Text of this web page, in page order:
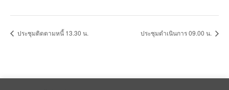
ประชุมติดตามหนี้ 13.30 น. ประชุมดำเนินการ 09.00 น.